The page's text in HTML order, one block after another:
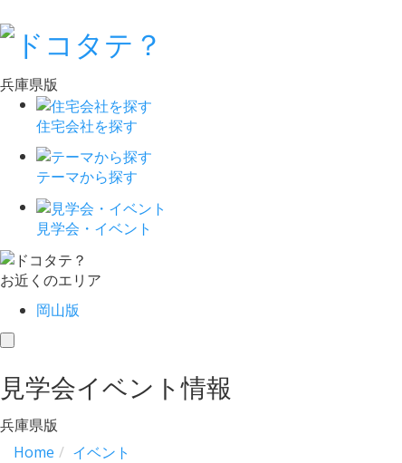
兵庫県版
住宅会社を探す
テーマから探す
見学会・イベント
お近くのエリア
岡山版
toggle
見学会イベント情報
兵庫県版
Home
イベント